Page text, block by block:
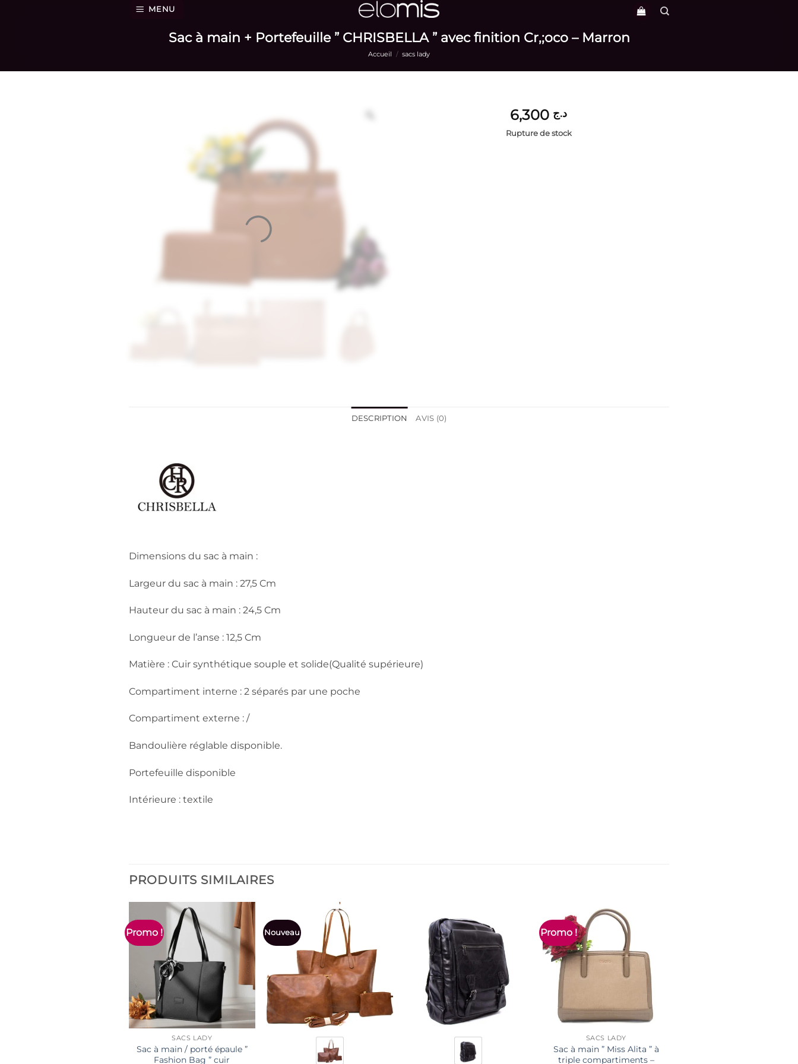
MENU
Sac à main + Portefeuille ” CHRISBELLA ” avec finition Cr,;oco – Marron
Accueil / sacs lady
د.ج
Rupture de stock
DESCRIPTION AVIS (0)
Dimensions du sac à main :
Largeur du sac à main : 27,5 Cm
Hauteur du sac à main : 24,5 Cm
Longueur de l’anse : 12,5 Cm
Matière : Cuir synthétique souple et solide(Qualité supérieure)
Compartiment interne : 2 séparés par une poche
Compartiment externe : /
Bandoulière réglable disponible.
Portefeuille disponible
Intérieure : textile
PRODUITS SIMILAIRES
Promo !
SACS LADY
Sac à main / porté épaule ”
Fashion Bag ” cuir
Nouveau Promo !
SACS LADY
Sac à main ” Miss Alita ” à
triple compartiments –